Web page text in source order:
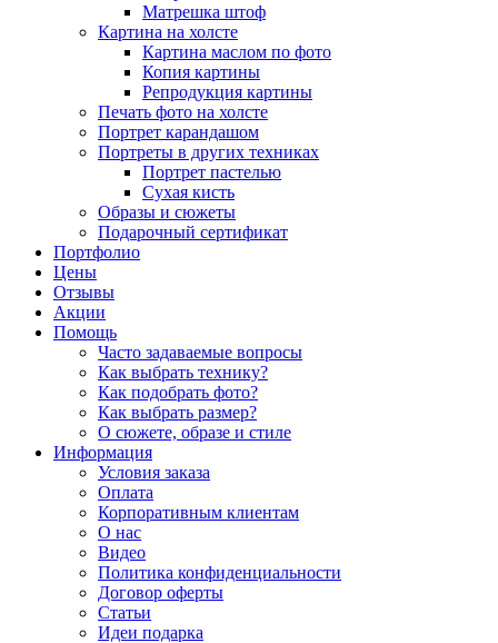
Матрешка штоф
Картина на холсте
Картина маслом по фото
Копия картины
Репродукция картины
Печать фото на холсте
Портрет карандашом
Портреты в других техниках
Портрет пастелью
Сухая кисть
Образы и сюжеты
Подарочный сертификат
Портфолио
Цены
Отзывы
Акции
Помощь
Часто задаваемые вопросы
Как выбрать технику?
Как подобрать фото?
Как выбрать размер?
О сюжете, образе и стиле
Информация
Условия заказа
Оплата
Корпоративным клиентам
О нас
Видео
Политика конфиденциальности
Договор оферты
Статьи
Идеи подарка